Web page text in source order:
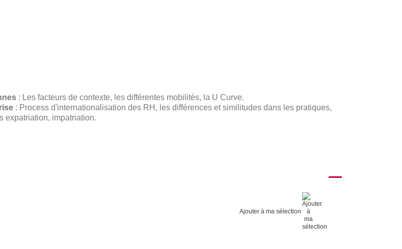
: Les facteurs de contexte, les différentes mobilités, la U Curve.
: Process d'internationalisation des RH, les différences et similitudes dans les pratiques,
expatriation, impatriation.
Ajouter à ma sélection